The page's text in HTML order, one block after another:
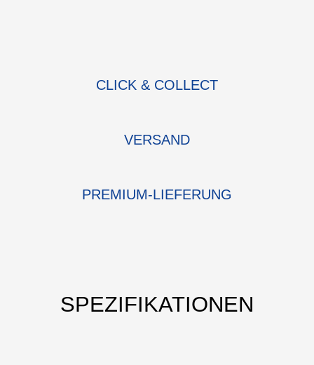
CLICK & COLLECT
VERSAND
PREMIUM-LIEFERUNG
SPEZIFIKATIONEN